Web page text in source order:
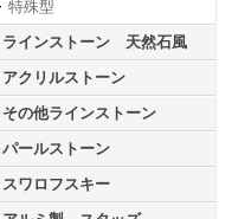
特殊型
ラインストーン 天然石風
アクリルストーン
その他ラインストーン
パールストーン
スワロフスキー